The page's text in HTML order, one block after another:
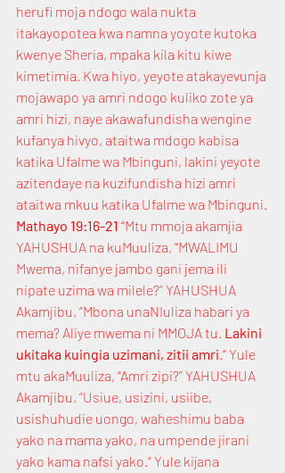
herufi moja ndogo wala nukta
itakayopotea kwa namna yoyote kutoka
kwenye Sheria, mpaka kila kitu kiwe
kimetimia. Kwa hiyo, yeyote atakayevunja
mojawapo ya amri ndogo kuliko zote ya
amri hizi, naye akawafundisha wengine
kufanya hivyo, ataitwa mdogo kabisa
katika Ufalme wa Mbinguni, lakini yeyote
azitendaye na kuzifundisha hizi amri
ataitwa mkuu katika Ufalme wa Mbinguni.
Mathayo 19:16-21 “Mtu mmoja akamjia
YAHUSHUA na kuMuuliza, “MWALIMU
Mwema, nifanye jambo gani jema ili
nipate uzima wa milele?” YAHUSHUA
Akamjibu, “Mbona unaNIuliza habari ya
mema? Aliye mwema ni MMOJA tu. Lakini
ukitaka kuingia uzimani, zitii amri.” Yule
mtu akaMuuliza, “Amri zipi?” YAHUSHUA
Akamjibu, “Usiue, usizini, usiibe,
usishuhudie uongo, waheshimu baba
yako na mama yako, na umpende jirani
yako kama nafsi yako.” Yule kijana